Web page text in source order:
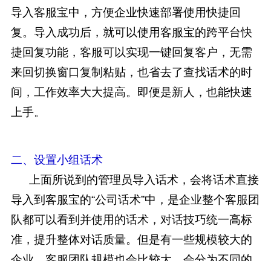
导入客服宝中，方便企业快速部署使用快捷回
复。导入成功后，就可以使用客服宝的跨平台快
捷回复功能，客服可以实现一键回复客户，无需
来回切换窗口复制粘贴，也省去了查找话术的时
间，工作效率大大提高。即便是新人，也能快速
上手。
二、设置小组话术
上面所说到的管理员导入话术，会将话术直接
导入到客服宝的“公司话术”中，是企业整个客服团
队都可以看到并使用的话术，对话技巧统一高标
准，提升整体对话质量。但是有一些规模较大的